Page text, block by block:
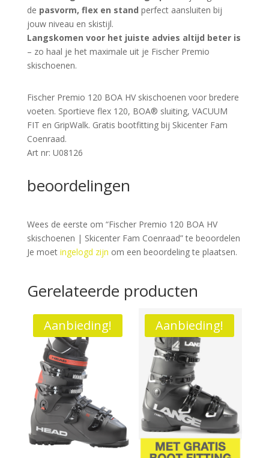
de pasvorm, flex en stand perfect aansluiten bij
jouw niveau en skistijl.
Langskomen voor het juiste advies altijd beter is
– zo haal je het maximale uit je Fischer Premio
skischoenen.
Fischer Premio 120 BOA HV skischoenen voor bredere
voeten. Sportieve flex 120, BOA® sluiting, VACUUM
FIT en GripWalk. Gratis bootfitting bij Skicenter Fam
Coenraad.
Art nr: U08126
beoordelingen
Wees de eerste om “Fischer Premio 120 BOA HV
skischoenen | Skicenter Fam Coenraad” te beoordelen
Je moet ingelogd zijn om een beoordeling te plaatsen.
Gerelateerde producten
Aanbieding! Aanbieding!